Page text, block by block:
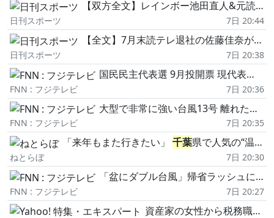
【双方全文】レインボー池田直人&元読売テレビ佐藤佳奈が電撃結婚「今回は本当に結婚しました」
日刊スポーツ 7日 20:44
【全文】7月末読テレ退社の佐藤佳奈がレインボー池田直人と結婚「拠点を東京に移し新たな道を」
日刊スポーツ 7日 20:38
国民民主代表選 9月投開票 現代表・玉木雄一郎氏と若手の橋本幹彦氏が一騎打ち
FNN : フジテレビ 7日 20:36
大型で非常に強い台風13号 離れた場所にも“影響"、列島各地でゲリラ雷雨 被災地熊本も警戒 15号は週明けにも東北地方に上陸か
FNN : フジテレビ 7日 20:35
「来年もまた行きたい」千葉県で人気の“温泉旅館・宿ランキング"1位に「湯めぐりできるのが最高」「海と富士山の絶景に感動」の声
ねとらぼ 7日 20:30
「盆にダブル台風」帰省ラッシュに影響か 沖縄奄美を13号が直撃 関東でゲリラ雷雨発生 気になる15号の進路は?
FNN : フジテレビ 7日 20:27
資産家の女性から税務職員が1億5000万円受領。そのうえ競艇の払戻金で1億円以上脱税